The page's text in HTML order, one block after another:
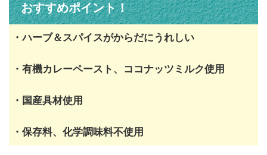
おすすめポイント！
・ハーブ＆スパイスがからだにうれしい
・有機カレーペースト、ココナッツミルク使用
・国産具材使用
・保存料、化学調味料不使用